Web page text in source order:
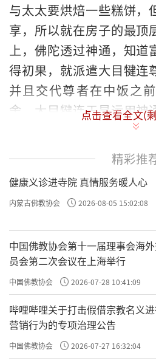
与太太要烘焙一些糕饼，
享，所以就在房子的最顶
上，佛陀透过神通，知道
得初果，就派遣大目犍连
并且交代尊者在中饭之
舍。 大目犍连于是运用神
翁的家，到达之后，他就
请尊者离开，但尊者不予
诉太太：“做个小糕饼
翁太太就拿了一小块面团
团却胀大起来，并充满整
定是太太用了太多的面团
了一块小小的面团，放在
样胀大，试了好几次，不
他们就是无法如愿地烘
后，富翁只好叫太太从篮
尊者，但当他太太正要拿
饼全粘在一起，无法分开
点击查看全文(
精彩推
健康义诊进寺院 真情服务暖人心
内蒙古佛教协会 2026-08-05 15:02:08
中国佛教协会第十一届理事会海
员会第二次会议在上海举行
中国佛教协会 2026-07-28 10:41:09
哔哩哔哩关于打击假借宗教名义
营销行为的专项治理公告
中国佛教协会 2026-07-27 16:32:04